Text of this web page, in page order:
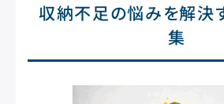
収納不足の悩みを解決
集